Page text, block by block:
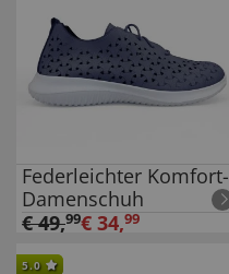
Federleichter Komfort-
Damenschuh
€49,99€ 34,99
5.0